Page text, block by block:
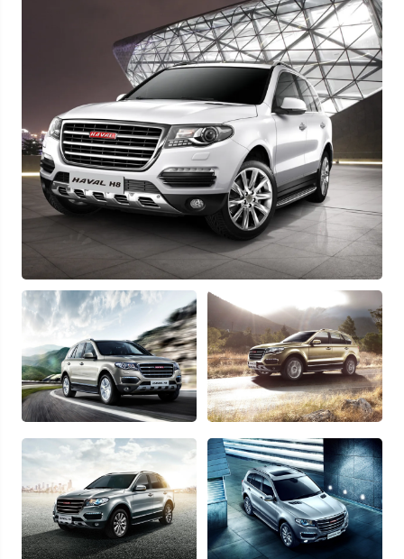
Найти авто
Отправляя данную форму Вы даетесогласие на обработкусвоих
персональных данных